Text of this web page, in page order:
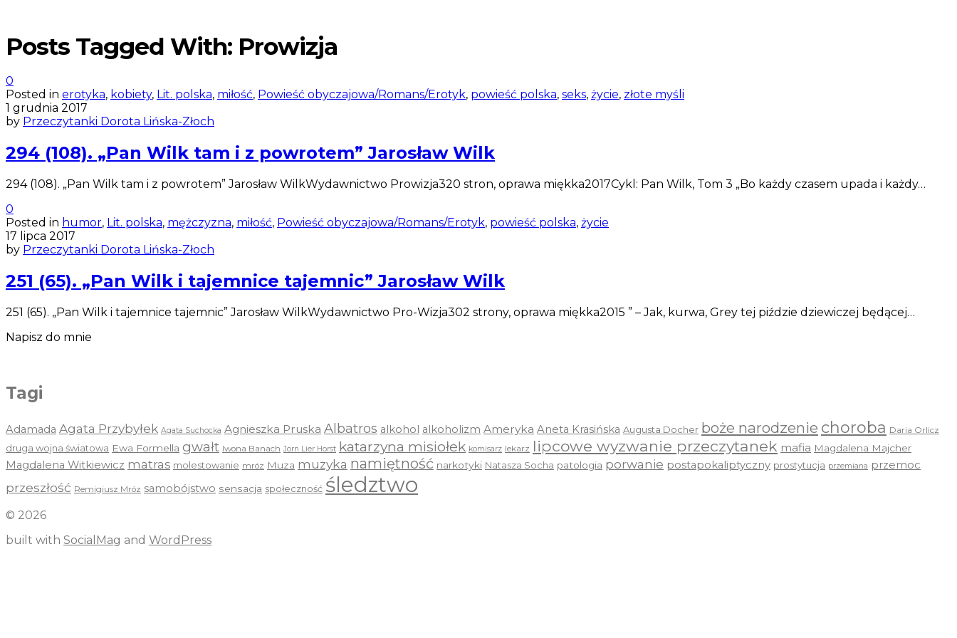
Posts Tagged With: Prowizja
0
Posted in erotyka, kobiety, Lit. polska, miłość, Powieść obyczajowa/Romans/Erotyk, powieść polska, seks, życie, złote myśli
1 grudnia 2017
by Przeczytanki Dorota Lińska-Złoch
294 (108). „Pan Wilk tam i z powrotem” Jarosław Wilk
294 (108). „Pan Wilk tam i z powrotem” Jarosław WilkWydawnictwo Prowizja320 stron, oprawa miękka2017Cykl: Pan Wilk, Tom 3 „Bo każdy czasem upada i każdy…
0
Posted in humor, Lit. polska, mężczyzna, miłość, Powieść obyczajowa/Romans/Erotyk, powieść polska, życie
17 lipca 2017
by Przeczytanki Dorota Lińska-Złoch
251 (65). „Pan Wilk i tajemnice tajemnic” Jarosław Wilk
251 (65). „Pan Wilk i tajemnice tajemnic” Jarosław WilkWydawnictwo Pro-Wizja302 strony, oprawa miękka2015 ” – Jak, kurwa, Grey tej piździe dziewiczej będącej…
Napisz do mnie
Tagi
Adamada Agata Przybyłek Agata Suchocka Agnieszka Pruska Albatros alkohol alkoholizm Ameryka Aneta Krasińska Augusta Docher boże narodzenie choroba Daria Orlicz
druga wojna światowa Ewa Formella gwałt Iwona Banach Jorn Lier Horst katarzyna misiołek komisarz lekarz lipcowe wyzwanie przeczytanek mafia Magdalena Majcher
Magdalena Witkiewicz matras molestowanie mróz Muza muzyka namiętność narkotyki Natasza Socha patologia porwanie postapokaliptyczny prostytucja przemiana przemoc
przeszłość Remigiusz Mróz samobójstwo sensacja społeczność śledztwo
© 2026
built with SocialMag and WordPress